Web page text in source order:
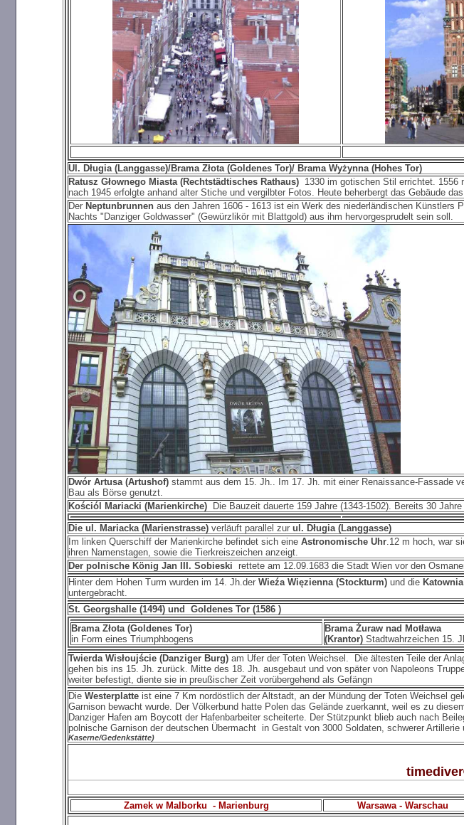
Ul. Długia (Langgasse)/Brama Złota (Goldenes Tor)/ Brama Wyżynna (Hohes Tor)
Ratusz Głownego Miasta (Rechtstädtisches Rathaus) 1330 im gotischen Stil errichtet. 1556
nach 1945 erfolgte anhand alter Stiche und vergilbter Fotos. Heute beherbergt das Gebäude
Der Neptunbrunnen aus den Jahren 1606 - 1613 ist ein Werk des niederländischen Künstlers
Nachts "Danziger Goldwasser" (Gewürzlikör mit Blattgold) aus ihm hervorgesprudelt sein soll.
Dwór Artusa (Artushof) stammt aus dem 15. Jh.. Im 17. Jh. mit einer Renaissance-Fassade
Bau als Börse genutzt.
Kościól Mariacki (Marienkirche) Die Bauzeit dauerte 159 Jahre (1343-1502). Bereits 30
Die ul. Mariacka (Marienstrasse) verläuft parallel zur ul. Długia (Langgasse)
Im linken Querschiff der Marienkirche befindet sich eine Astronomische Uhr.12 m hoch, war
ihren Namenstagen, sowie die Tierkreiszeichen anzeigt.
Der polnische König Jan III. Sobieski rettete am 12.09.1683 die Stadt Wien vor den
Hinter dem Hohen Turm wurden im 14. Jh.der Wieźa Więzienna (Stockturm) und die
untergebracht.
St. Georgshalle (1494) und Goldenes Tor (1586 )
Brama Złota (Goldenes Tor)
in Form eines Triumphbogens
Brama Żuraw nad Motława
(Krantor) Stadtwahrzeichen 15.
Twierda Wisłoujście (Danziger Burg) am Ufer der Toten Weichsel. Die ältesten Teile der
gehen bis ins 15. Jh. zurück. Mitte des 18. Jh. ausgebaut und von später von Napoleons
weiter befestigt, diente sie in preußischer Zeit vorübergehend als Gefängn
Die Westerplatte ist eine 7 Km nordöstlich der Altstadt, an der Mündung der Toten Weichsel
Garnison bewacht wurde. Der Völkerbund hatte Polen das Gelände zuerkannt, weil es zu
Danziger Hafen am Boycott der Hafenbarbeiter scheiterte. Der Stützpunkt blieb auch nach
polnische Garnison der deutschen Übermacht in Gestalt von 3000 Soldaten, schwerer
Kaserne/Gedenkstätte)
Zamek w Malborku - Marienburg Warsawa - Warschau